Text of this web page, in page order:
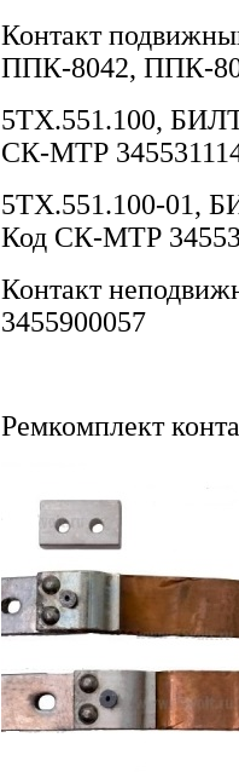
Контакт
ППК-8042, ППК-
5ТХ.551.100,
СК-МТР
5ТХ.551.100-01,
Код СК-МТР
Контакт
3455900057
Ремкомплект